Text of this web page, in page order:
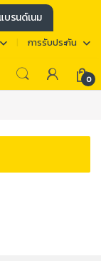
รนด์เนม
การรับประกัน
0